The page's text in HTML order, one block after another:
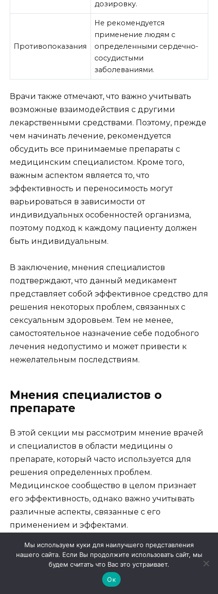
дозировку.
Противопоказания
Не рекомендуется
применение людям с
определенными сердечно-
сосудистыми
заболеваниями.
Врачи также отмечают, что важно учитывать
возможные взаимодействия с другими
лекарственными средствами. Поэтому, прежде
чем начинать лечение, рекомендуется
обсудить все принимаемые препараты с
медицинским специалистом. Кроме того,
важным аспектом является то, что
эффективность и переносимость могут
варьироваться в зависимости от
индивидуальных особенностей организма,
поэтому подход к каждому пациенту должен
быть индивидуальным.
В заключение, мнения специалистов
подтверждают, что данный медикамент
представляет собой эффективное средство для
решения некоторых проблем, связанных с
сексуальным здоровьем. Тем не менее,
самостоятельное назначение себе подобного
лечения недопустимо и может привести к
нежелательным последствиям.
Мнения специалистов о
препарате
В этой секции мы рассмотрим мнение врачей
и специалистов в области медицины о
препарате, который часто используется для
решения определенных проблем.
Медицинское сообщество в целом признает
его эффективность, однако важно учитывать
различные аспекты, связанные с его
применением и эффектами.
Специалисты подчеркивают, что медикамент
может значительно улучшить качество жизни
пациентов, страдающих от определенных
Мы используем куки для наилучшего представления
нашего сайта. Если Вы продолжите использовать сайт, мы
будем считать что Вас это устраивает.
Ок